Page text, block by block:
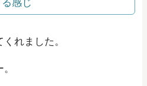
感じ
れました。